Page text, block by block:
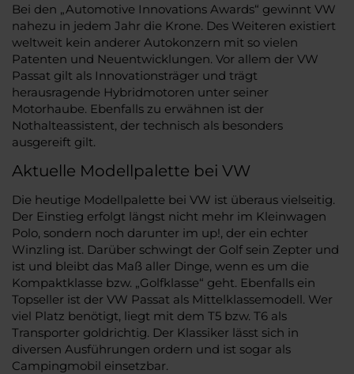
Bei den „Automotive Innovations Awards“ gewinnt VW
nahezu in jedem Jahr die Krone. Des Weiteren existiert
weltweit kein anderer Autokonzern mit so vielen
Patenten und Neuentwicklungen. Vor allem der VW
Passat gilt als Innovationsträger und trägt
herausragende Hybridmotoren unter seiner
Motorhaube. Ebenfalls zu erwähnen ist der
Nothalteassistent, der technisch als besonders
ausgereift gilt.
Aktuelle Modellpalette bei VW
Die heutige Modellpalette bei VW ist überaus vielseitig.
Der Einstieg erfolgt längst nicht mehr im Kleinwagen
Polo, sondern noch darunter im up!, der ein echter
Winzling ist. Darüber schwingt der Golf sein Zepter und
ist und bleibt das Maß aller Dinge, wenn es um die
Kompaktklasse bzw. „Golfklasse“ geht. Ebenfalls ein
Topseller ist der VW Passat als Mittelklassemodell. Wer
viel Platz benötigt, liegt mit dem T5 bzw. T6 als
Transporter goldrichtig. Der Klassiker lässt sich in
diversen Ausführungen ordern und ist sogar als
Campingmobil einsetzbar.